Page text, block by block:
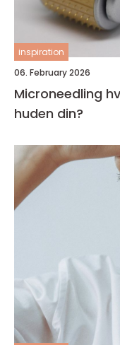
inspiration
06. February 2026
Microneedling hva gjør behandlingen med
huden din?